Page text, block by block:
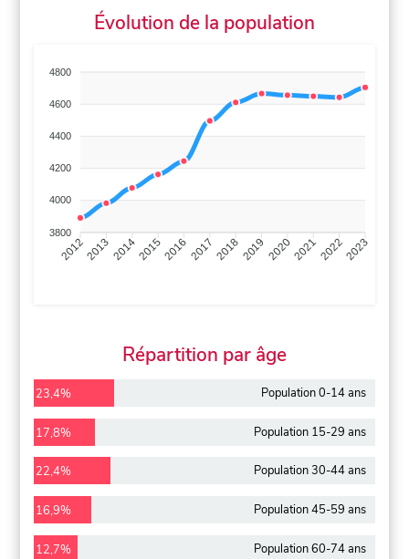
Évolution de la population
4800
4600
4400
4200
4000
3800
201220132014201520162017 20182019 2020202120222023
Répartition par âge
23,4% Population 0-14 ans
17,8% Population 15-29 ans
22,4% Population 30-44 ans
16,9% Population 45-59 ans
12,7% Population 60-74 ans